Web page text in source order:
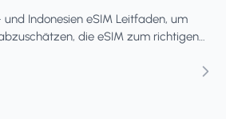
und Indonesien eSIM Leitfaden, um
die eSIM zum richtigen
zu vermeiden.